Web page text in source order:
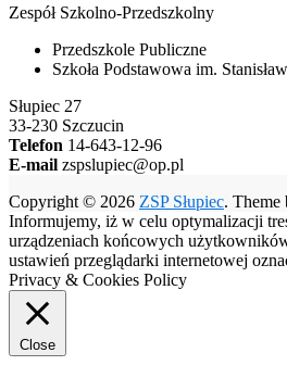
Zespół Szkolno-Przedszkolny
Przedszkole Publiczne
Szkoła Podstawowa im.
Słupiec 27
33-230 Szczucin
Telefon 14-643-12-96
E-mail zspslupiec@op.pl
Copyright © 2026 ZSP Słupiec. Theme
Informujemy, iż w celu optymalizacji
urządzeniach końcowych
ustawień przeglądarki internetowej
Privacy & Cookies Policy
Close